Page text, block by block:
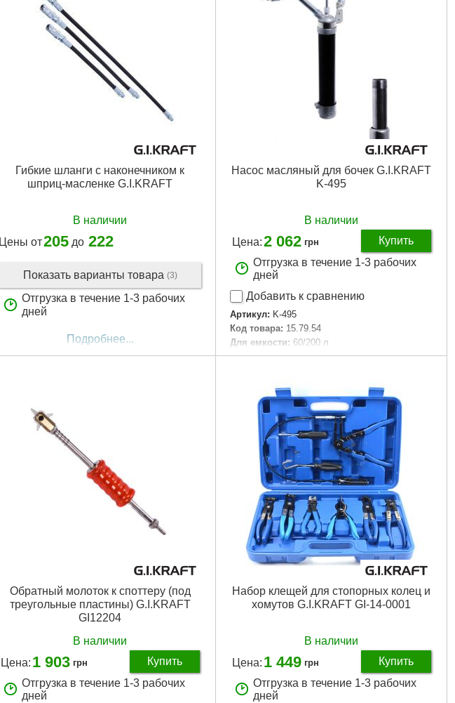
Мах пропускная способность:
Габариты упаковки: 1100x210x200 мм
Гибкие шланги с наконечником к
шприц-масленке G.I.KRAFT
В наличии
Цены от205 до 222
Показать варианты товара (3)
Отгрузка в течение 1-3 рабочих
дней
Подробнее...
Насос масляный для бочек G.I.KRAFT
K-495
В наличии
Цена:2 062 грн
Купить
Отгрузка в течение 1-3 рабочих
дней
Добавить к сравнению
Артикул: K-495
Код товара: 15.79.54
Для емкости: 60/200 л
Габариты упаковки: 470x140x70 мм
Подробнее...
Обратный молоток к споттеру (под
треугольные пластины) G.I.KRAFT
GI12204
В наличии
Цена: 1 903 грн
Купить
Отгрузка в течение 1-3 рабочих
дней
Набор клещей для стопорных колец и
хомутов G.I.KRAFT GI-14-0001
В наличии
Цена: 1 449 грн
Купить
Отгрузка в течение 1-3 рабочих
дней